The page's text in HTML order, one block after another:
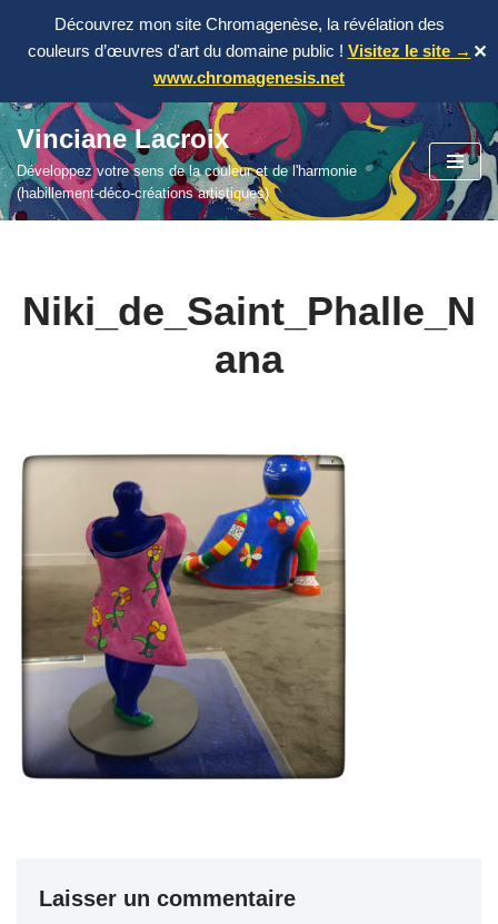
Découvrez mon site Chromagenèse, la révélation des
couleurs d’œuvres d'art du domaine public ! Visitez le site →
www.chromagenesis.net
✕
Aller
au
contenu
Vinciane Lacroix
Développez votre sens de la couleur et de l'harmonie
(habillement-déco-créations artistiques)
Niki_de_Saint_Phalle_N
ana
Laisser un commentaire